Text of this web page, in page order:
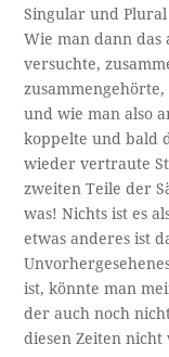
Singular und
Wie man dann das
versuchte,
und wie man also
koppelte und bald
wieder vertraute
zweiten Teile der
was! Nichts ist es
etwas anderes ist
ist, könnte man
der auch noch
diesen Zeiten nicht